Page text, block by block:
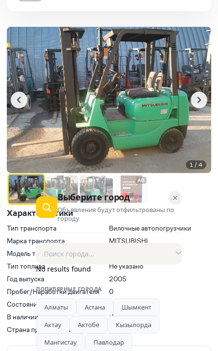
Характеристики
Тип транспорта
Вилочные автопогрузчики
Марка транспорта
MITSUBISHI
Модель транспорта
Тип топлива
Не указано
Год выпуска
2005
Пробег/Наработки двигателя
0
Состояние
Новый
В наличии
Да
Страна производитель
Япония
1 / 4
AD
✕
Выберите город
Объявления будут отфильтрованы по
городу
No results found
ПОПУЛЯРНЫЕ ГОРОДА
Алматы Астана
Шымкент
Актау
Актобе
Кызылорда
Мангистау
Павлодар